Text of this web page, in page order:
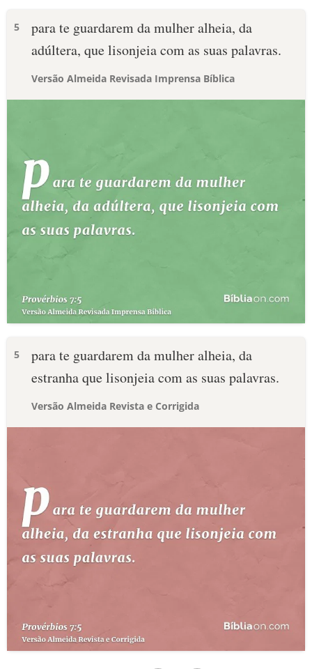
5
para te guardarem da mulher alheia, da
adúltera, que lisonjeia com as suas palavras.
Versão Almeida Revisada Imprensa Bíblica
5
para te guardarem da mulher alheia, da
estranha que lisonjeia com as suas palavras.
Versão Almeida Revista e Corrigida